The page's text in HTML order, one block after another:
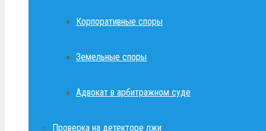
Корпоративные споры
Земельные споры
Адвокат в арбитражном суде
Проверка на детекторе лжи